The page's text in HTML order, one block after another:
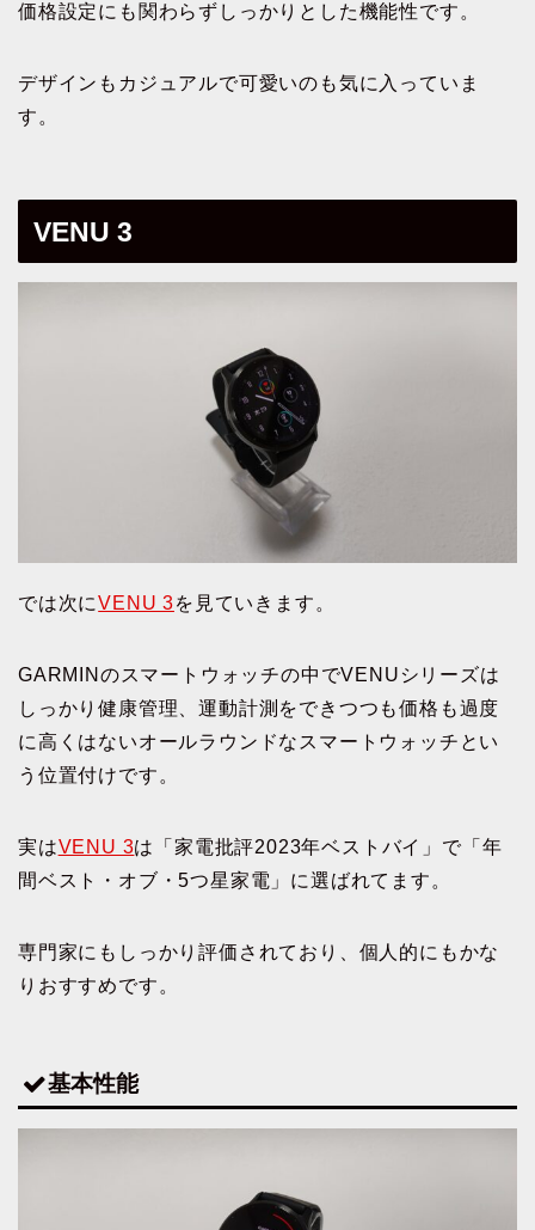
価格設定にも関わらずしっかりとした機能性です。
デザインもカジュアルで可愛いのも気に入っていま
す。
VENU 3
では次にVENU 3を見ていきます。
GARMINのスマートウォッチの中でVENUシリーズは
しっかり健康管理、運動計測をできつつも価格も過度
に高くはないオールラウンドなスマートウォッチとい
う位置付けです。
実はVENU 3は「家電批評2023年ベストバイ」で「年
間ベスト・オブ・5つ星家電」に選ばれてます。
専門家にもしっかり評価されており、個人的にもかな
りおすすめです。
基本性能